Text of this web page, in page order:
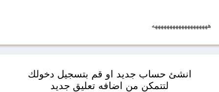
هههههههههههههههههههه
انشئ حساب جديد او قم بتسجيل دخولك
لتتمكن من اضافه تعليق جديد